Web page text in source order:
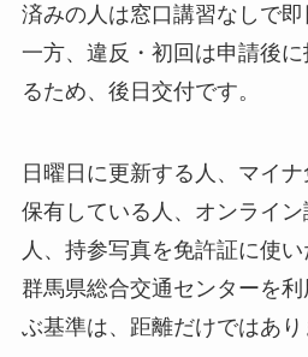
済みの人は窓口講習なしで即
一方、違反・初回は申請後
るため、後日交付です。
日曜日に更新する人、マイ
保有している人、オンライ
人、持参写真を免許証に使
群馬県総合交通センターを
ぶ基準は、距離だけではあり